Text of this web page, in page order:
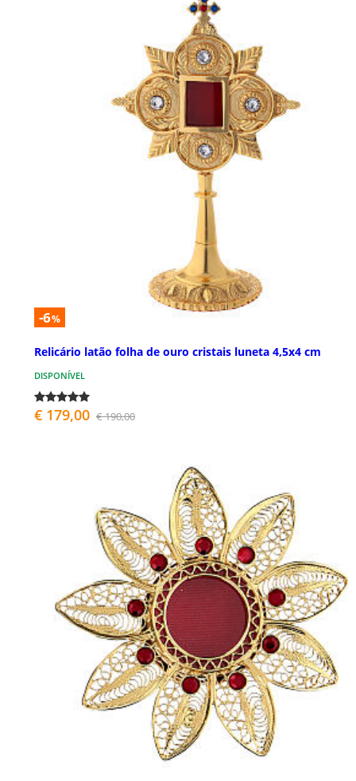
-6%
Relicário latão folha de ouro cristais luneta 4,5x4 cm
DISPONÍVEL
€ 179,00 € 190,00